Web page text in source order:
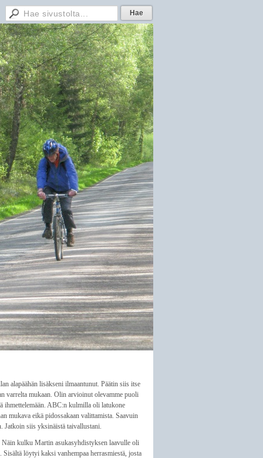
alapäähän lisäkseni ilmaantunut. Päätin siis itse
varrelta mukaan. Olin arvioinut olevamme puoli
ihmettelemään. ABC:n kulmilla oli latukone
mukava eikä pidossakaan valittamista. Saavuin
Jatkoin siis yksinäistä taivallustani.
kulku Martin asukasyhdistyksen laavulle oli
löytyi kaksi vanhempaa herrasmiestä, josta